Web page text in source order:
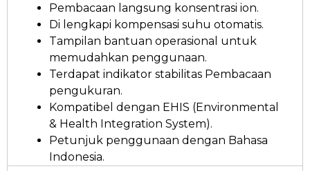
Pembacaan langsung konsentrasi ion.
Di lengkapi kompensasi suhu otomatis.
Tampilan bantuan operasional untuk
memudahkan penggunaan.
Terdapat indikator stabilitas Pembacaan
pengukuran.
Kompatibel dengan EHIS (Environmental
& Health Integration System).
Petunjuk penggunaan dengan Bahasa
Indonesia.